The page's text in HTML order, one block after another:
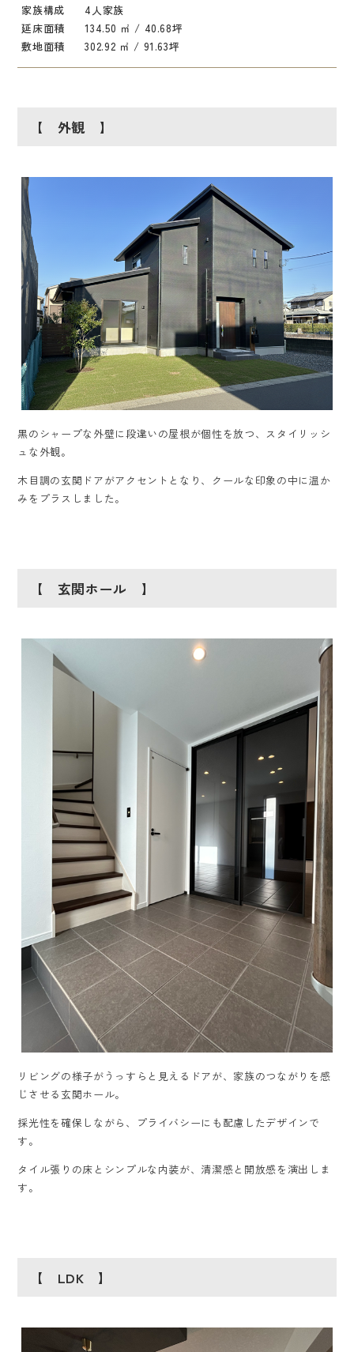
家族構成
4人家族
延床面積
134.50 ㎡ / 40.68坪
敷地面積
302.92 ㎡ / 91.63坪
【 外観 】
黒のシャープな外壁に段違いの屋根が個性を放つ、スタイリッシ
ュな外観。
木目調の玄関ドアがアクセントとなり、クールな印象の中に温か
みをプラスしました。
【 玄関ホール 】
リビングの様子がうっすらと見えるドアが、家族のつながりを感
じさせる玄関ホール。
採光性を確保しながら、プライバシーにも配慮したデザインで
す。
タイル張りの床とシンプルな内装が、清潔感と開放感を演出しま
す。
【 LDK 】